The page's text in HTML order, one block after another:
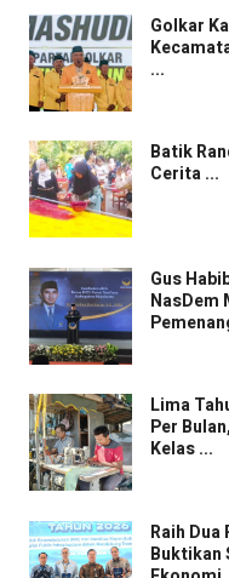
Golkar
...
Batik
Cerita ...
Gus
NasDem
Lima
Per
Kelas ...
Raih
Buktikan